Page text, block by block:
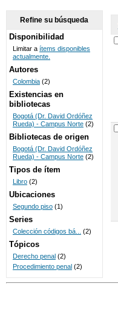
DE
BIBLIOTECAS
UNICOC
Refine su búsqueda
Disponibilidad
Limitar a ítems disponibles
actualmente.
Autores
Colombia (2)
Existencias en
bibliotecas
Bogotá (Dr. David Ordóñez
Rueda) - Campus Norte (2)
Bibliotecas de origen
Bogotá (Dr. David Ordóñez
Rueda) - Campus Norte (2)
Tipos de ítem
Libro (2)
Ubicaciones
Segundo piso (1)
Series
Colección códigos bá... (2)
Tópicos
Derecho penal (2)
Procedimiento penal (2)